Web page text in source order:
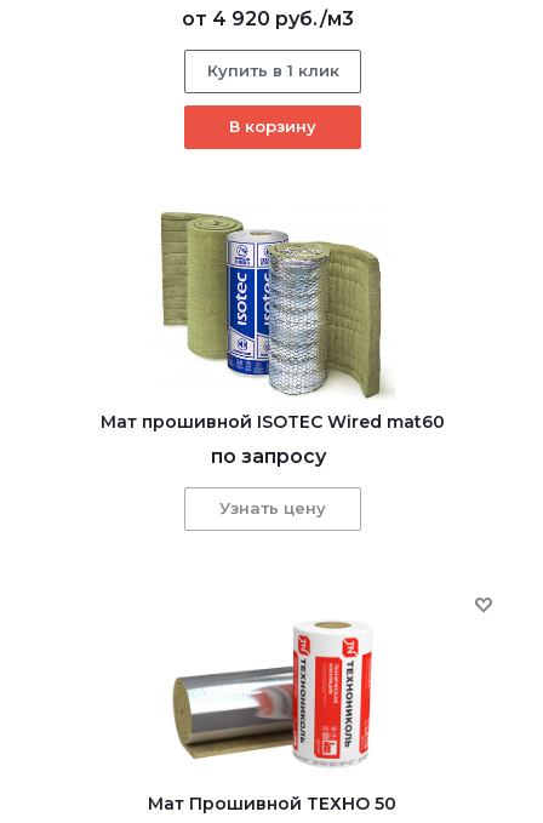
от 4 920 руб./м3
Купить в 1 клик
В корзину
Мат прошивной ISOTEC Wired mat60
по запросу
Узнать цену
Мат Прошивной ТЕХНО 50